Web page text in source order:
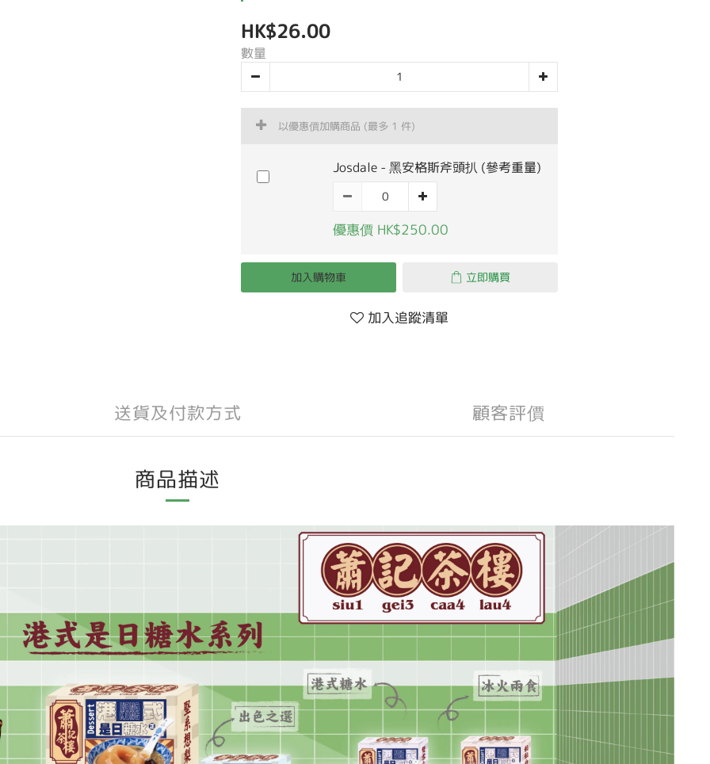
HK$26.00
數量
以優惠價加購商品 (最多 1 件)
Josdale - 黑安格斯斧頭扒 (參考重量)
優惠價 HK$250.00
加入購物車 立即購買
加入追蹤清單
送貨及付款方式 顧客評價
商品描述